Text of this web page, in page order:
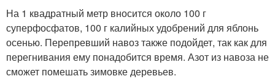
На 1 квадратный метр вносится около 100 г
суперфосфатов, 100 г калийных удобрений для яблонь
осенью. Перепревший навоз также подойдет, так как для
перегнивания ему понадобится время. Азот из навоза не
сможет помешать зимовке деревьев.